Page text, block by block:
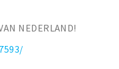
NEDERLAND!